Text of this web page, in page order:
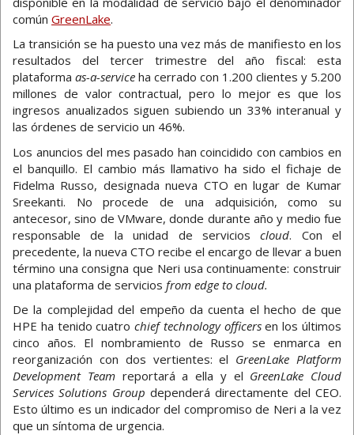
común GreenLake.
La transición se ha puesto una vez más de manifiesto en los
resultados del tercer trimestre del año fiscal: esta
plataforma as-a-service ha cerrado con 1.200 clientes y 5.200
millones de valor contractual, pero lo mejor es que los
ingresos anualizados siguen subiendo un 33% interanual y
las órdenes de servicio un 46%.
Los anuncios del mes pasado han coincidido con cambios en
el banquillo. El cambio más llamativo ha sido el fichaje de
Fidelma Russo, designada nueva CTO en lugar de Kumar
Sreekanti. No procede de una adquisición, como su
antecesor, sino de VMware, donde durante año y medio fue
responsable de la unidad de servicioscloud. Con el
precedente, la nueva CTO recibe el encargo de llevar a buen
término una consigna que Neri usa continuamente: construir
una plataforma de servicios from edge to cloud.
De la complejidad del empeño da cuenta el hecho de que
HPE ha tenido cuatrochief technology officersen los últimos
cinco años. El nombramiento de Russo se enmarca en
reorganización con dos vertientes: el GreenLake Platform
Development Teamreportará a ella y el GreenLake Cloud
Services Solutions Group dependerá directamente del CEO.
Esto último es un indicador del compromiso de Neri a la vez
que un síntoma de urgencia.